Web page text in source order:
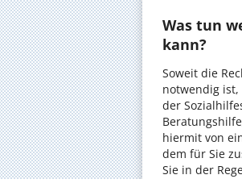
Was tun
kann?
Soweit die
notwendig ist,
der
hiermit von
dem für Sie
Sie in der